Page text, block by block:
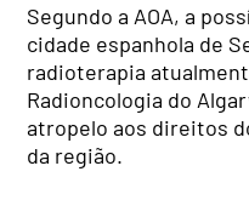
Segundo a AOA, a
cidade espanhola de
radioterapia
Radioncologia do
atropelo aos direitos
da região.